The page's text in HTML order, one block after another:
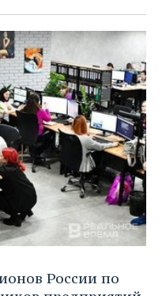
России по